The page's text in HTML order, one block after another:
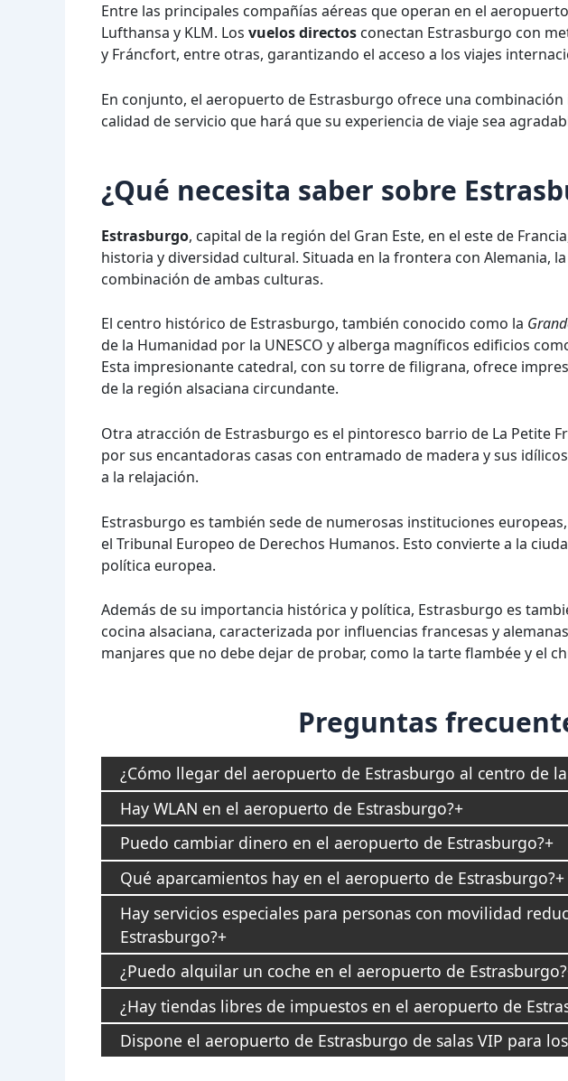
Entre las principales compañías aéreas que operan en el
Lufthansa y KLM. Los vuelos directos conectan Estrasburgo con
y Fráncfort, entre otras, garantizando el acceso a los viajes
En conjunto, el aeropuerto de Estrasburgo ofrece una
calidad de servicio que hará que su experiencia de viaje sea
¿Qué necesita saber sobre
Estrasburgo, capital de la región del Gran Este, en el este de
historia y diversidad cultural. Situada en la frontera con Alemania,
combinación de ambas culturas.
El centro histórico de Estrasburgo, también conocido como la
de la Humanidad por la UNESCO y alberga magníficos edificios
Esta impresionante catedral, con su torre de filigrana, ofrece
de la región alsaciana circundante.
Otra atracción de Estrasburgo es el pintoresco barrio de La Petite
por sus encantadoras casas con entramado de madera y sus
a la relajación.
Estrasburgo es también sede de numerosas instituciones
el Tribunal Europeo de Derechos Humanos. Esto convierte a la
política europea.
Además de su importancia histórica y política, Estrasburgo es
cocina alsaciana, caracterizada por influencias francesas y
manjares que no debe dejar de probar, como la tarte flambée y el
Preguntas
¿Cómo llegar del aeropuerto de Estrasburgo al centro de
Hay WLAN en el aeropuerto de Estrasburgo?
Puedo cambiar dinero en el aeropuerto de Estrasburgo?
Qué aparcamientos hay en el aeropuerto de Estrasburgo?
Hay servicios especiales para personas con movilidad
Estrasburgo?
¿Puedo alquilar un coche en el aeropuerto de Estrasburgo?
¿Hay tiendas libres de impuestos en el aeropuerto de
Dispone el aeropuerto de Estrasburgo de salas VIP para